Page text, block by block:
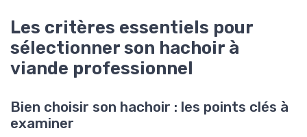
Les critères essentiels pour
sélectionner son hachoir à
viande professionnel
Bien choisir son hachoir : les points clés à
examiner